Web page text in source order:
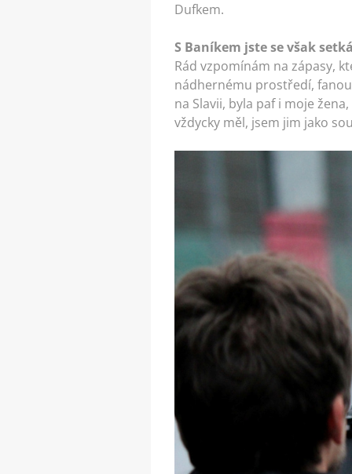
Dufkem.
S Baníkem jste se však
Rád vzpomínám na zápasy,
nádhernému prostředí,
na Slavii, byla paf i moje
vždycky měl, jsem jim jako